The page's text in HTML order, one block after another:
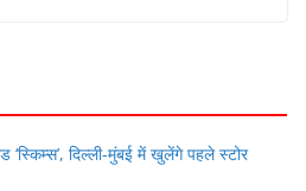
‘स्किम्स’, दिल्ली-मुंबई में खुलेंगे पहले स्टोर